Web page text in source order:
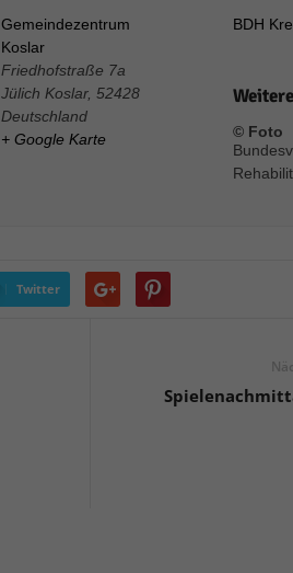
Gemeindezentrum
Koslar
Friedhofstraße 7a
Jülich Koslar, 52428
Deutschland
+ Google Karte
BDH
© Foto
Twitter
Externe Medien (6)
Inhalte von Videoplattformen und Social-Media-
Wenn Cookies von externen Medien akzeptiert
keiner manuellen Einwilligung mehr.
Cookie-